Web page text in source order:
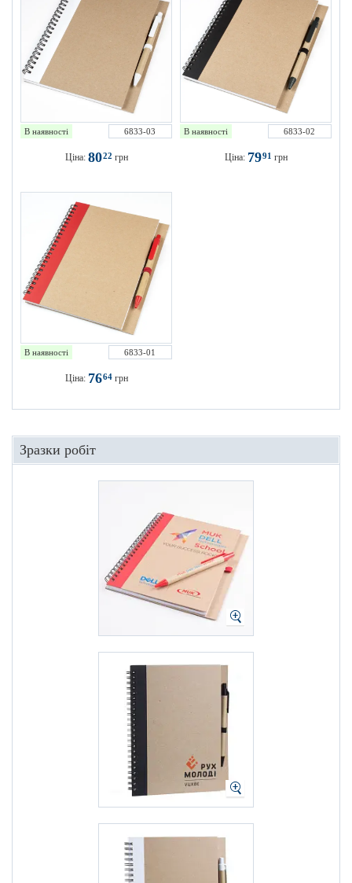
В наявності 6833-03
Ціна: 8022 грн
В наявності 6833-02
Ціна: 7991 грн
В наявності 6833-01
Ціна: 7664грн
Зразки робіт